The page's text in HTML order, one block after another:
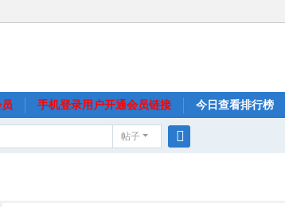
手机登录用户开通会员链接 今日查看排行榜
帖子